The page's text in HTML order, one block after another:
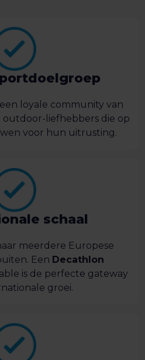
loyale community van
outdoor-liefhebbers die op
voor hun uitrusting.
schaal
meerdere Europese
Een Decathlon
is de perfecte gateway
groei.